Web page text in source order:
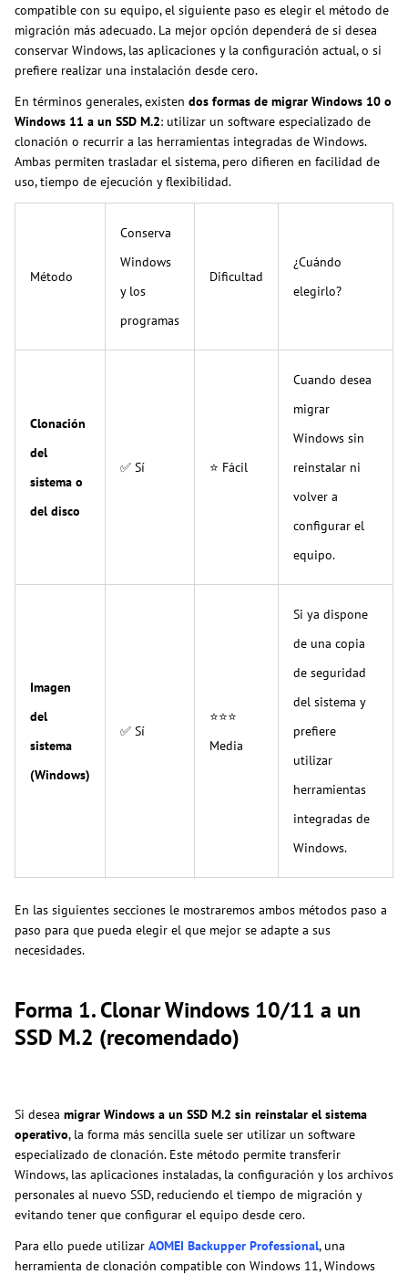
compatible con su equipo, el siguiente paso es elegir el método de
migración más adecuado. La mejor opción dependerá de si desea
conservar Windows, las aplicaciones y la configuración actual, o si
prefiere realizar una instalación desde cero.
En términos generales, existen dos formas de migrar Windows 10 o
Windows 11 a un SSD M.2: utilizar un software especializado de
clonación o recurrir a las herramientas integradas de Windows.
Ambas permiten trasladar el sistema, pero difieren en facilidad de
uso, tiempo de ejecución y flexibilidad.
Método
Conserva
Windows
y los
programas
Dificultad
¿Cuándo
elegirlo?
Clonación
del
sistema o
del disco
✅ Sí ⭐ Fácil
Cuando desea
migrar
Windows sin
reinstalar ni
volver a
configurar el
equipo.
Imagen
del
sistema
(Windows)
✅ Sí
⭐⭐⭐
Media
Si ya dispone
de una copia
de seguridad
del sistema y
prefiere
utilizar
herramientas
integradas de
Windows.
En las siguientes secciones le mostraremos ambos métodos paso a
paso para que pueda elegir el que mejor se adapte a sus
necesidades.
Forma 1. Clonar Windows 10/11 a un
SSD M.2 (recomendado)
Si desea migrar Windows a un SSD M.2 sin reinstalar el sistema
operativo, la forma más sencilla suele ser utilizar un software
especializado de clonación. Este método permite transferir
Windows, las aplicaciones instaladas, la configuración y los archivos
personales al nuevo SSD, reduciendo el tiempo de migración y
evitando tener que configurar el equipo desde cero.
Para ello puede utilizar AOMEI Backupper Professional, una
herramienta de clonación compatible con Windows 11, Windows